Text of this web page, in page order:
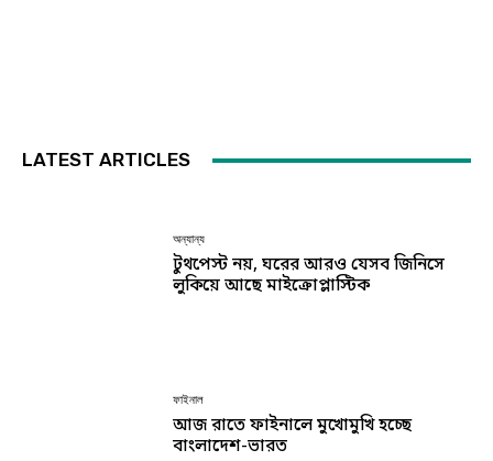
LATEST ARTICLES
অন্যান্য
টুথপেস্ট নয়, ঘরের আরও যেসব জিনিসে
লুকিয়ে আছে মাইক্রোপ্লাস্টিক
ফাইনাল
আজ রাতে ফাইনালে মুখোমুখি হচ্ছে
বাংলাদেশ-ভারত